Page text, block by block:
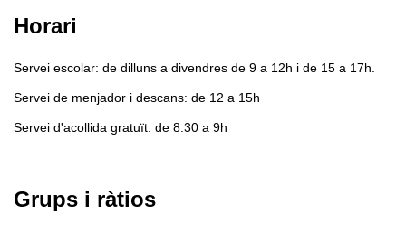
Horari
Servei escolar: de dilluns a divendres de 9 a 12h i de 15 a 17h.
Servei de menjador i descans: de 12 a 15h
Servei d'acollida gratuït: de 8.30 a 9h
Grups i ràtios